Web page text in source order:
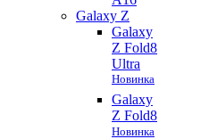
Galaxy Z
Galaxy
Z Fold8
Ultra
Новинка
Galaxy
Z Fold8
Новинка